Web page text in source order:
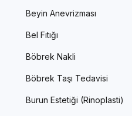
Beyin Anevrizması
Bel Fıtığı
Böbrek Nakli
Böbrek Taşı Tedavisi
Burun Estetiği (Rinoplasti)